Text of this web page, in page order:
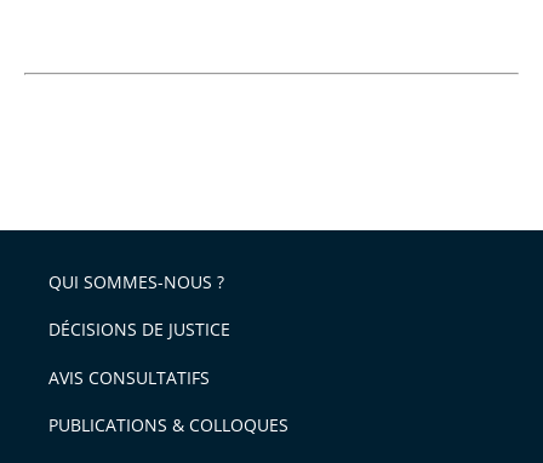
QUI SOMMES-NOUS ?
DÉCISIONS DE JUSTICE
AVIS CONSULTATIFS
PUBLICATIONS & COLLOQUES